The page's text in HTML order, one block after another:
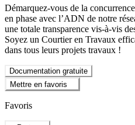
Démarquez-vous de la
en phase avec l’ADN de notre
une totale transparence vis-à-vis
Soyez un Courtier en Travaux
dans tous leurs projets travaux !
Documentation gratuite
Mettre en favoris
Favoris